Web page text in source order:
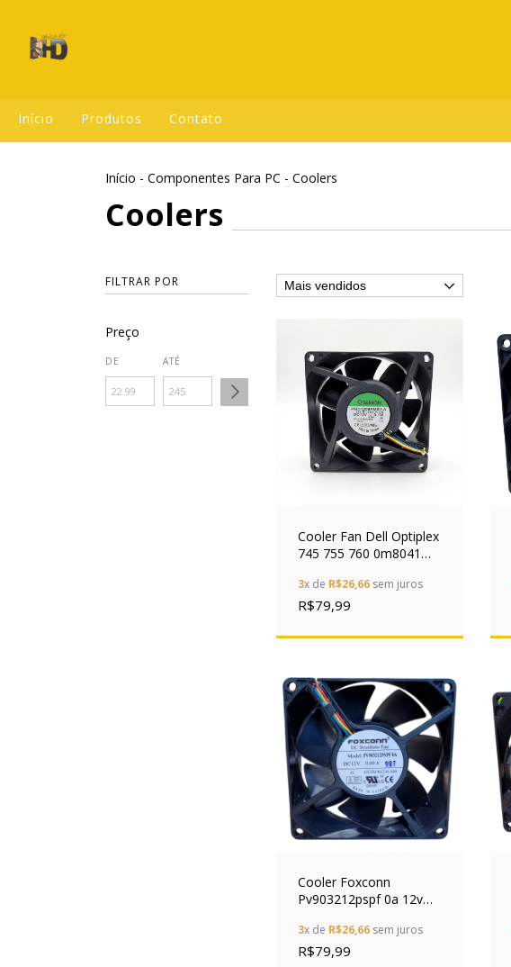
Início Produtos Contato
Início - Componentes Para PC - Coolers
Coolers
FILTRAR POR
Preço
DE ATÉ
Cooler Fan Dell Optiplex
745 755 760 0m8041
3x de R$26,66 sem juros
R$79,99
Cooler Foxconn
Pv903212pspf 0a 12v
Pinos
3x de R$26,66 sem juros
R$79,99